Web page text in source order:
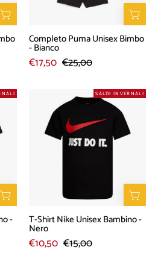
Completo Puma Unisex Bimbo
- Bianco
€17,50 €25,00
-
T-
Nike
Unisex
SALDI INVERNALI
T-Shirt Nike Unisex Bambino -
Nero
€10,50 €15,00